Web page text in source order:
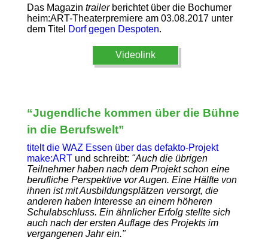
Das Magazin trailerberichtet über die Bochumer
heim:ART-Theaterpremiere am 03.08.2017 unter
dem Titel Dorf gegen Despoten.
Videolink
“Jugendliche kommen über die Bühne
in die Berufswelt”
titelt die WAZ Essen über das defakto-Projekt
make:ARTund schreibt: "Auch die übrigen
Teilnehmer haben nach dem Projekt schon eine
berufliche Perspektive vor Augen. Eine Hälfte von
ihnen ist mit Ausbildungsplätzen versorgt, die
anderen haben Interesse an einem höheren
Schulabschluss. Ein ähnlicher Erfolg stellte sich
auch nach der ersten Auflage des Projekts im
vergangenen Jahr ein."